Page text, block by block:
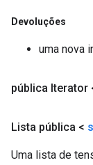
Devoluções
uma nova
pública Iterator
Lista pública <
Uma lista de